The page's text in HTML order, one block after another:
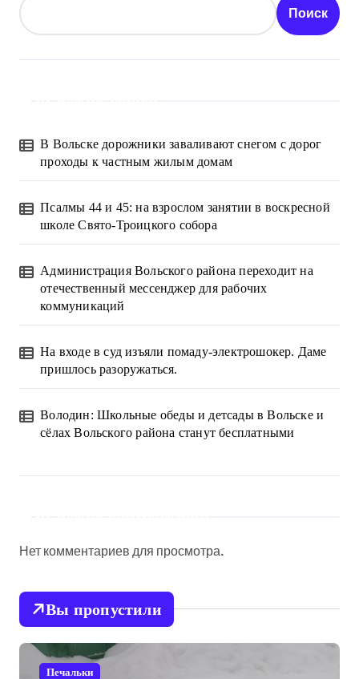
Поиск
В Вольске дорожники заваливают снегом с дорог
проходы к частным жилым домам
Псалмы 44 и 45: на взрослом занятии в воскресной
школе Свято-Троицкого собора
Администрация Вольского района переходит на
отечественный мессенджер для рабочих
коммуникаций
На входе в суд изъяли помаду-электрошокер. Даме
пришлось разоружаться.
Володин: Школьные обеды и детсады в Вольске и
сёлах Вольского района станут бесплатными
Нет комментариев для просмотра.
Вы пропустили
Печальки